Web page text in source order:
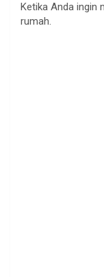
Ketika Anda ingin
rumah.